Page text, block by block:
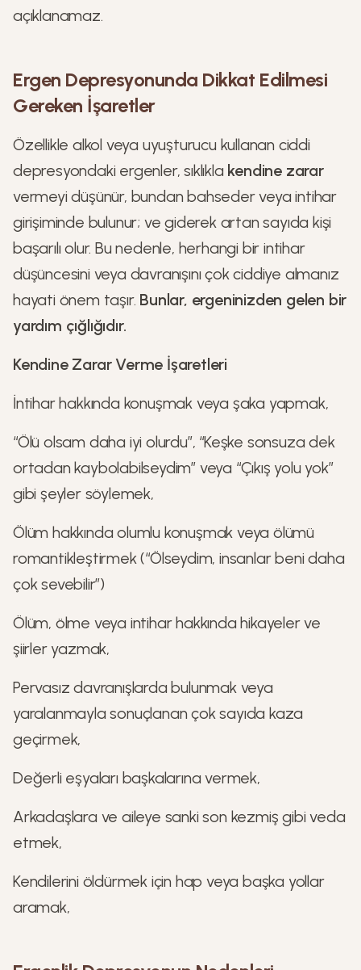
açıklanamaz.
Ergen Depresyonunda Dikkat Edilmesi
Gereken İşaretler
Özellikle alkol veya uyuşturucu kullanan ciddi
depresyondaki ergenler, sıklıkla kendine zarar
vermeyi düşünür, bundan bahseder veya intihar
girişiminde bulunur; ve giderek artan sayıda kişi
başarılı olur. Bu nedenle, herhangi bir intihar
düşüncesini veya davranışını çok ciddiye almanız
hayati önem taşır. Bunlar, ergeninizden gelen bir
yardım çığlığıdır.
Kendine Zarar Verme İşaretleri
İntihar hakkında konuşmak veya şaka yapmak,
“Ölü olsam daha iyi olurdu”, “Keşke sonsuza dek
ortadan kaybolabilseydim” veya “Çıkış yolu yok”
gibi şeyler söylemek,
Ölüm hakkında olumlu konuşmak veya ölümü
romantikleştirmek (“Ölseydim, insanlar beni daha
çok sevebilir”)
Ölüm, ölme veya intihar hakkında hikayeler ve
şiirler yazmak,
Pervasız davranışlarda bulunmak veya
yaralanmayla sonuçlanan çok sayıda kaza
geçirmek,
Değerli eşyaları başkalarına vermek,
Arkadaşlara ve aileye sanki son kezmiş gibi veda
etmek,
Kendilerini öldürmek için hap veya başka yollar
aramak,